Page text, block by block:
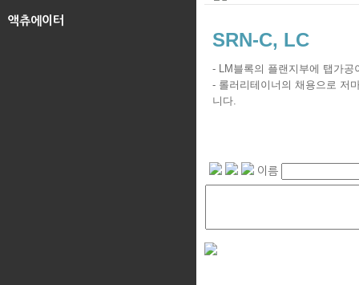
액츄에이터
SRN-C, LC
- LM블록의 플랜지부에 탭가공
- 롤러리테이너의 채용으로 저
니다.
이름